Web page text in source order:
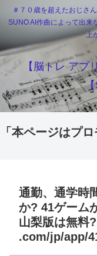
＃７０歳を超えたおじさ
SUNO AI作曲によって出来
上
【脳トレ アプ
【
「本ページはプ
通勤、通学時
か? 41ゲーム
山梨版は無料
.com/jp/app/